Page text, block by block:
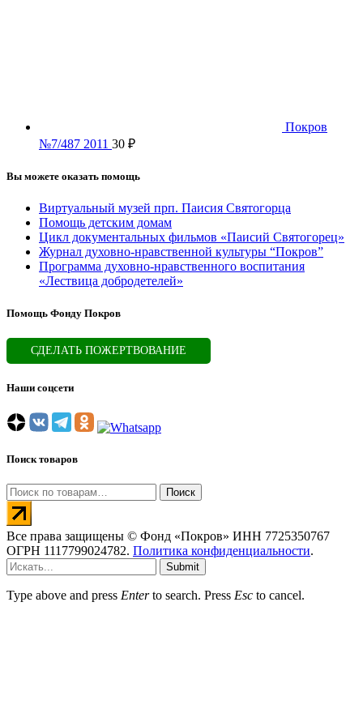
Покров
№7/487 2011 30 ₽
Вы можете оказать помощь
Виртуальный музей прп. Паисия Святогорца
Помощь детским домам
Цикл документальных фильмов «Паисий Святогорец»
Журнал духовно-нравственной культуры “Покров”
Программа духовно-нравственного воспитания
«Лествица добродетелей»
Помощь Фонду Покров
СДЕЛАТЬ ПОЖЕРТВОВАНИЕ
Наши соцсети
Поиск товаров
Искать: Поиск
Все права защищены © Фонд «Покров» ИНН 7725350767
ОГРН 1117799024782. Политика конфиденциальности.
Submit
Type above and press Enterto search. Press Esc to cancel.